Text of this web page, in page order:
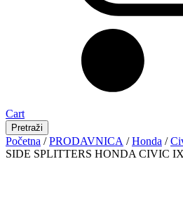
Cart
Pretraži
Početna /PRODAVNICA /Honda /
SIDE SPLITTERS HONDA CIVIC